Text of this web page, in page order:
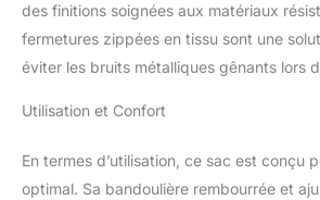
des finitions soignées aux matériaux
fermetures zippées en tissu sont une
éviter les bruits métalliques gênants lors
Utilisation et Confort
En termes d’utilisation, ce sac est conçu
optimal. Sa bandoulière rembourrée et